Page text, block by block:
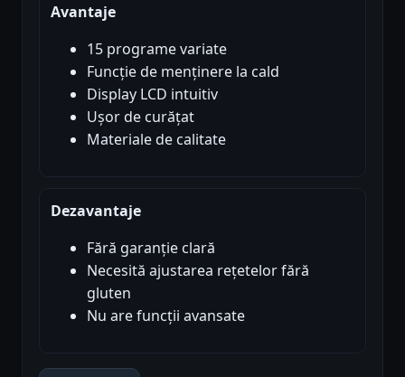
Avantaje
15 programe variate
Funcție de menținere la cald
Display LCD intuitiv
Ușor de curățat
Materiale de calitate
Dezavantaje
Fără garanție clară
Necesită ajustarea rețetelor fără
gluten
Nu are funcții avansate